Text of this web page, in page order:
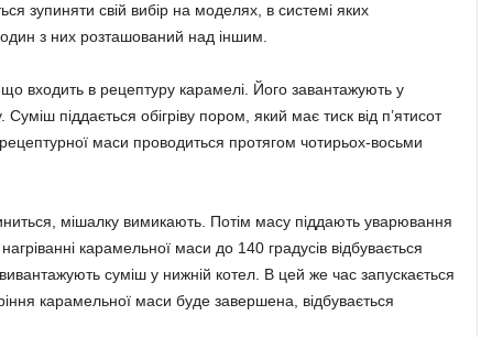
зупиняти свій вибір на моделях, в системі яких
з них розташований над іншим.
входить в рецептуру карамелі. Його завантажують у
піддається обігріву пором, який має тиск від п’ятисот
маси проводиться протягом чотирьох-восьми
мішалку вимикають. Потім масу піддають уварювання
карамельної маси до 140 градусів відбувається
суміш у нижній котел. В цей же час запускається
карамельної маси буде завершена, відбувається